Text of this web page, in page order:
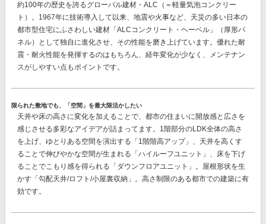
約100年の歴史を誇るグローバル建材・ALC（＝軽量気泡コンクリー
ト）。1967年に技術導入して以来、地震や火事など、天災の多い日本の
都市型住宅にふさわしい建材 「ALCコンクリート・ヘーベル」（厚形パ
ネル）
として独自に進化させ、その性能を磨き上げています。優れた耐
震・耐火性能を発揮するのはもちろん、経年変化が少なく、メンテナン
スがしやすい点もポイントです。
限られた敷地でも、「空間」を最大限活かしたい
天井や床の高さに変化を加えることで、都市の住まいに開放感と広さを
感じさせる多彩なアイデアが詰まってます。1階部分のLDK全体の高さ
を上げ、ゆとりある空間を演出する「1階階高アップ」、天井を高くす
ることで伸びやかな空間が生まれる「ハイルーフユニット」、床を下げ
ることでこもり感を得られる「ダウンフロアユニット」。屋根形状を生
かす「勾配天井/ロフト/小屋裏収納」。高さ制限のある都市での建築に有
効です。